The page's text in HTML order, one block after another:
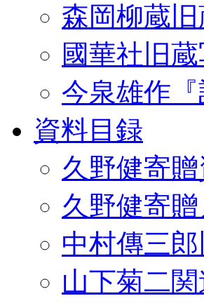
森岡柳蔵
國華社旧
今泉雄作『
資料目録
久野健寄
久野健寄
中村傳三
山下菊二